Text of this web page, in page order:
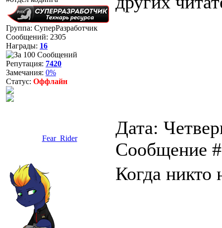
Группа: СуперРазработчик
Сообщений: 2305
Награды: 16
Репутация: 7420
Замечания: 0%
Статус: Оффлайн
Fear_Rider
Дата:
Сообщение
Когда никто